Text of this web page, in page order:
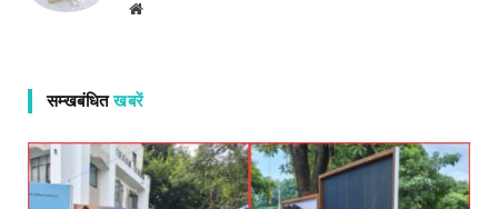
Website
सम्खबंधितखबरें